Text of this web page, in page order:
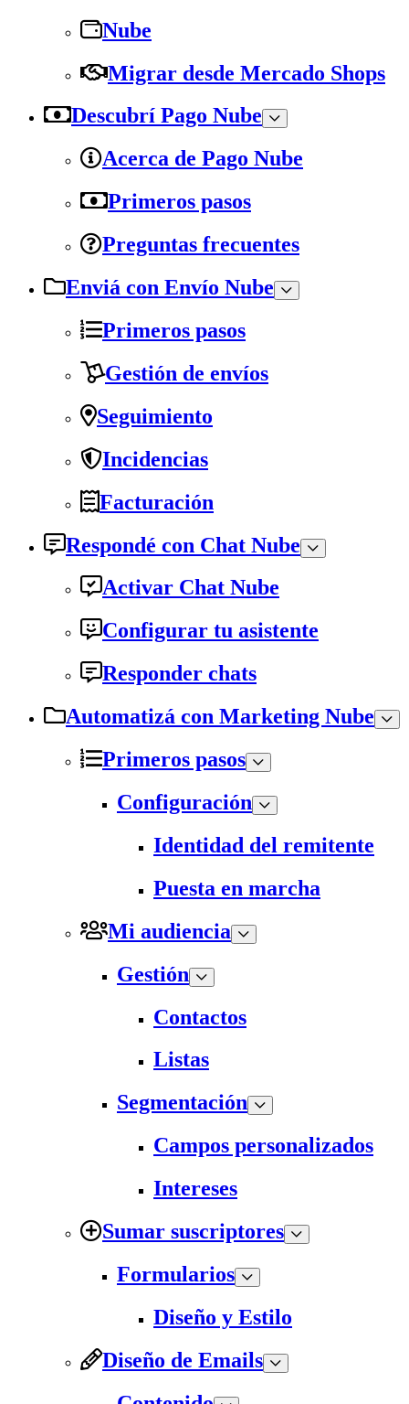
Nube
Migrar desde Mercado Shops
Descubrí Pago Nube
Acerca de Pago Nube
Primeros pasos
Preguntas frecuentes
Enviá con Envío Nube
Primeros pasos
Gestión de envíos
Seguimiento
Incidencias
Facturación
Respondé con Chat Nube
Activar Chat Nube
Configurar tu asistente
Responder chats
Automatizá con Marketing Nube
Primeros pasos
Configuración
Identidad del remitente
Puesta en marcha
Mi audiencia
Gestión
Contactos
Listas
Segmentación
Campos personalizados
Intereses
Sumar suscriptores
Formularios
Diseño y Estilo
Diseño de Emails